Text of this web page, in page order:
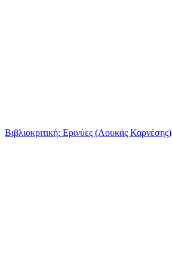
Βιβλιοκριτική: Ερινύες (Λουκάς Καρνέσης)